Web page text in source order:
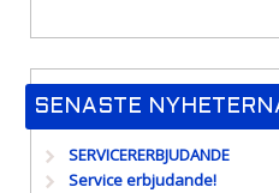
SENASTE
SERVICERERBJUDANDE
Service erbjudande!